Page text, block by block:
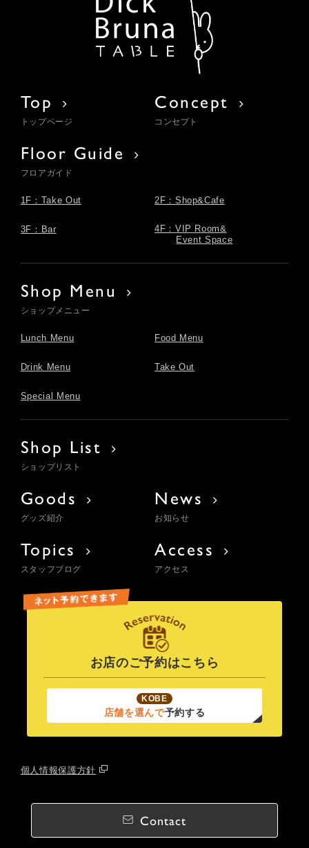
Top
トップページ
Concept
コンセプト
Floor Guide
フロアガイド
1F：Take Out 2F：Shop&Cafe
3F：Bar
4F：VIP Room&
Event Space
Shop Menu
ショップメニュー
Lunch Menu Food Menu
Drink Menu Take Out
Special Menu
Shop List
ショップリスト
Goods
グッズ紹介
News
お知らせ
Topics
スタッフブログ
Access
アクセス
お店のご予約はこちら
KOBE
店舗を選んで予約する
個人情報保護方針
Contact